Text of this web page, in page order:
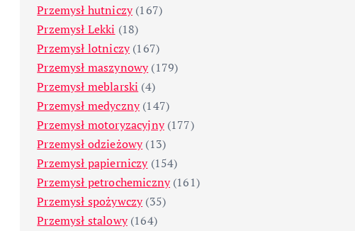
Przemysł hutniczy(167)
Przemysł Lekki (18)
Przemysł lotniczy(167)
Przemysł maszynowy(179)
Przemysł meblarski (4)
Przemysł medyczny(147)
Przemysł motoryzacyjny(177)
Przemysł odzieżowy(13)
Przemysł papierniczy(154)
Przemysł petrochemiczny(161)
Przemysł spożywczy(35)
Przemysł stalowy(164)